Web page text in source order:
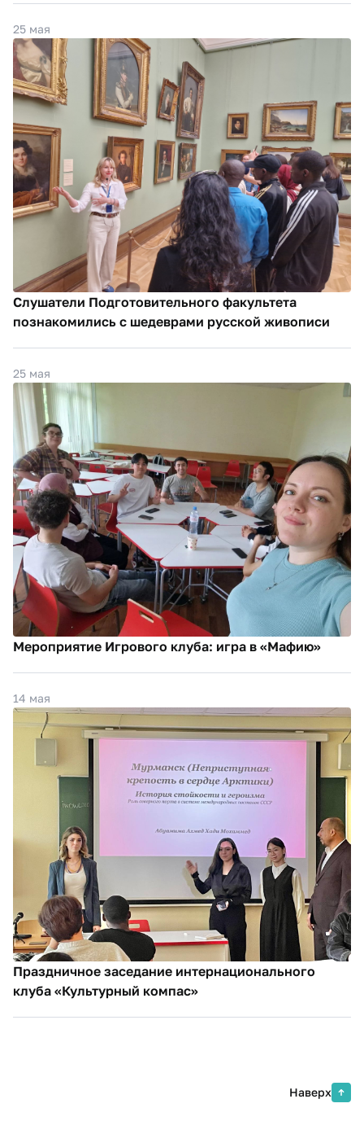
25 мая
Слушатели Подготовительного факультета
познакомились с шедеврами русской живописи
25 мая
Мероприятие Игрового клуба: игра в «Мафию»
14 мая
Праздничное заседание интернационального
клуба «Культурный компас»
Наверх